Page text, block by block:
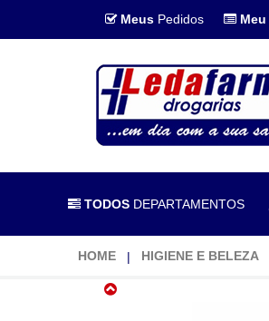
Meus Pedidos Meu
TODOS DEPARTAMENTOS
HOME HIGIENE E BELEZA
LOCAO